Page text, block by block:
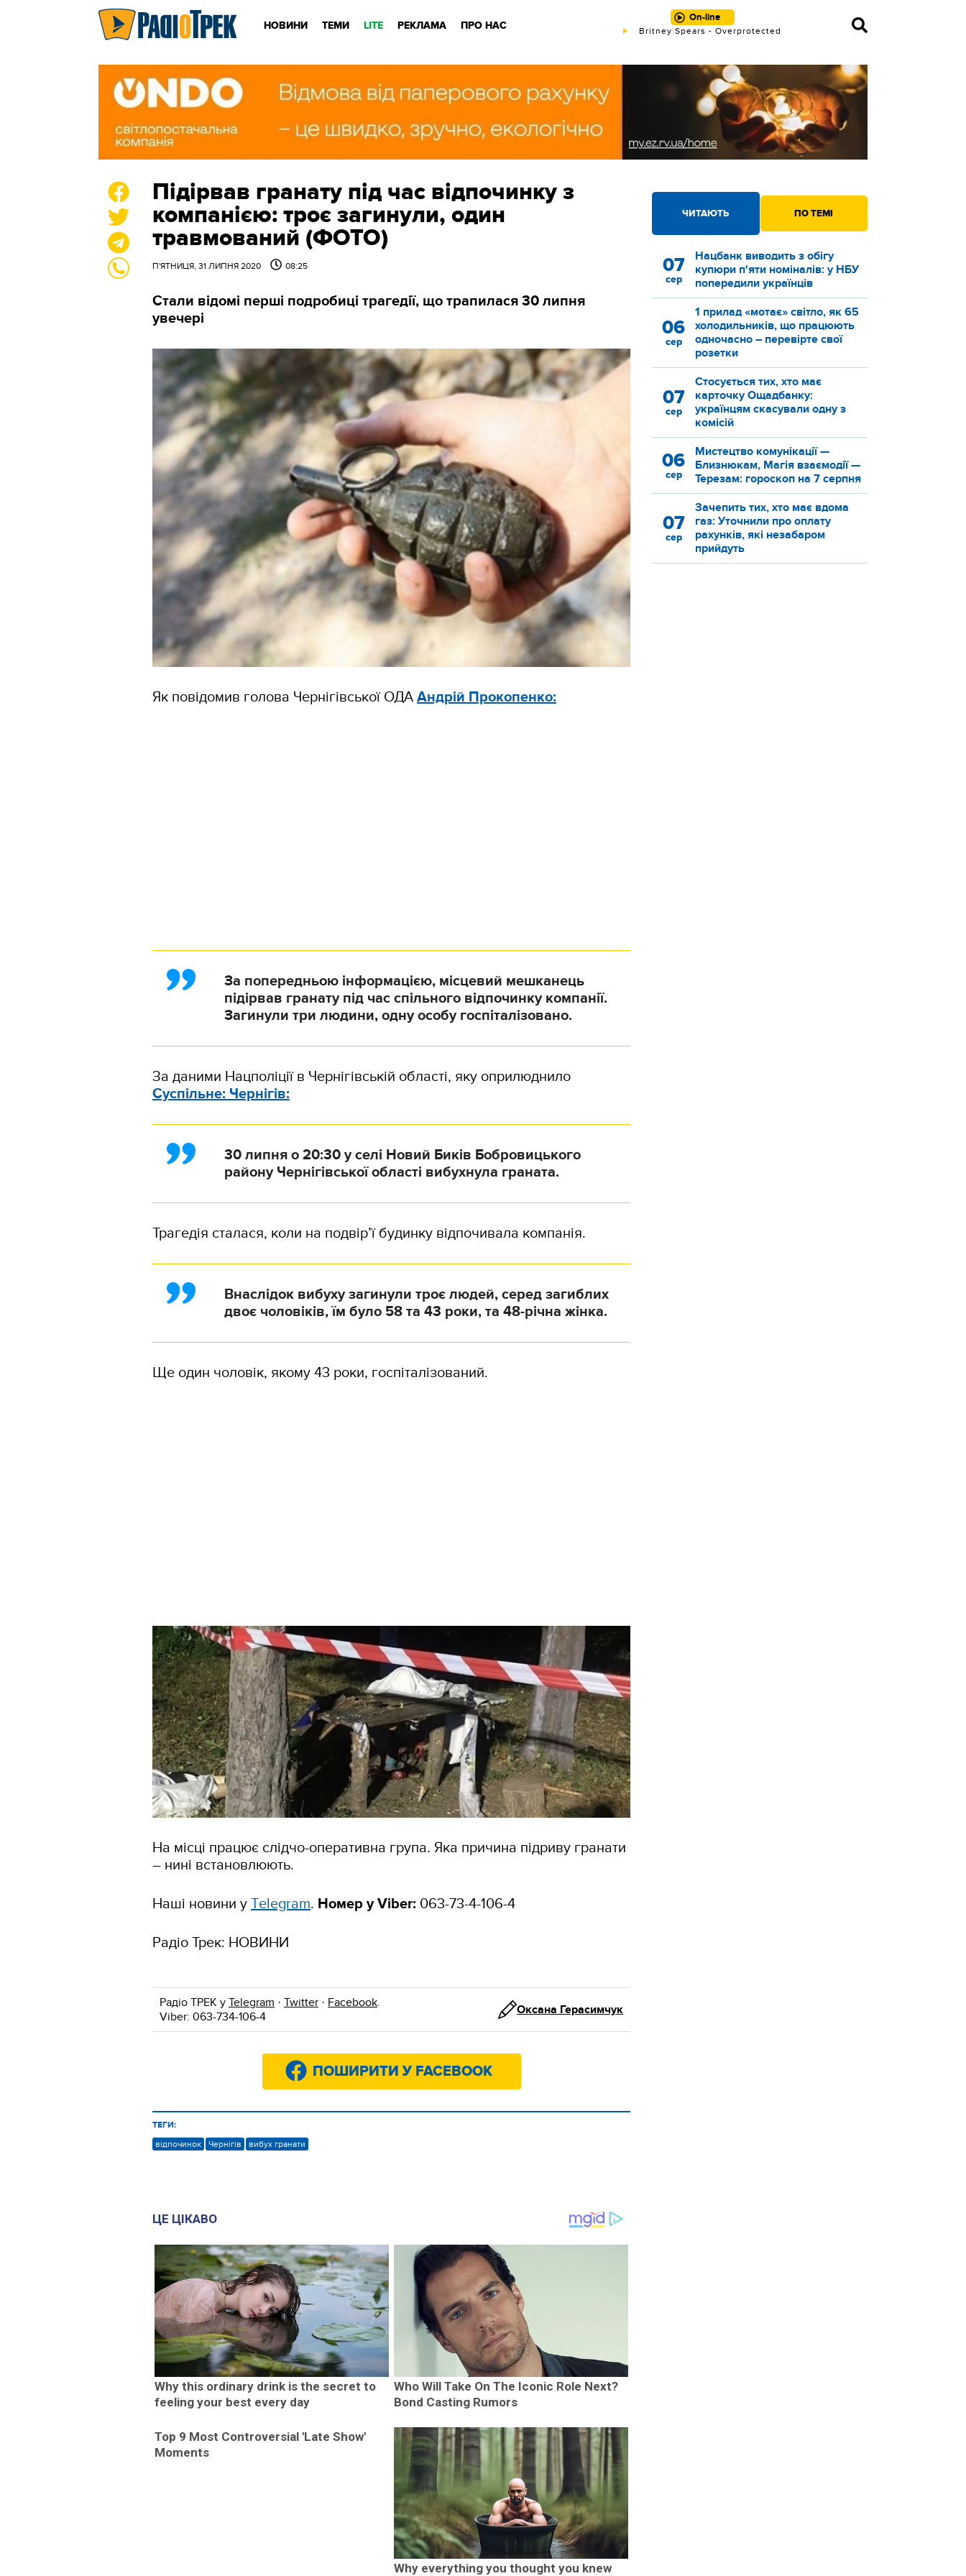
НОВИНИ ТЕМИ LITE РЕКЛАМА ПРО НАС
On-line
Britney Spears - Overprotected
Підірвав гранату під час відпочинку з
компанією: троє загинули, один
травмований (ФОТО)
П'ЯТНИЦЯ, 31 ЛИПНЯ 2020 08:25
Стали відомі перші подробиці трагедії, що трапилася 30 липня
увечері
Як повідомив голова Чернігівської ОДА Андрій Прокопенко:
За попередньою інформацією, місцевий мешканець
підірвав гранату під час спільного відпочинку компанії.
Загинули три людини, одну особу госпіталізовано.
За даними Нацполіції в Чернігівській області, яку оприлюднило
Суспільне: Чернігів:
30 липня о 20:30 у селі Новий Биків Бобровицького
району Чернігівської області вибухнула граната.
Трагедія сталася, коли на подвір’ї будинку відпочивала компанія.
Внаслідок вибуху загинули троє людей, серед загиблих
двоє чоловіків, їм було 58 та 43 роки, та 48-річна жінка.
Ще один чоловік, якому 43 роки, госпіталізований.
На місці працює слідчо-оперативна група. Яка причина підриву гранати
– нині встановлюють.
Наші новини у Тelegram. Номер уViber: 063-73-4-106-4
Радіо Трек: НОВИНИ
Радіо ТРЕК у Telegram · Twitter · Facebook.
Viber: 063-734-106-4
Оксана Герасимчук
ПОШИРИТИ У FACEBOOK
ТЕГИ:
відпочинок Чернігів вибух гранати
ЧИТАЮТЬ ПО ТЕМІ
07
сер
Нацбанк виводить з обігу
купюри п'яти номіналів: у НБУ
попередили українців
06
сер
1 прилад «мотає» світло, як 65
холодильників, що працюють
одночасно – перевірте свої
розетки
07
сер
Стосується тих, хто має
карточку Ощадбанку:
українцям скасували одну з
комісій
06
сер
Мистецтво комунікації —
Близнюкам, Магія взаємодії —
Терезам: гороскоп на 7 серпня
07
сер
Зачепить тих, хто має вдома
газ: Уточнили про оплату
рахунків, які незабаром
прийдуть
ЦЕ ЦІКАВО
Why this ordinary drink is the secret to
feeling your best every day
Who Will Take On The Iconic Role Next?
Bond Casting Rumors
Top 9 Most Controversial 'Late Show'
Moments
Why everything you thought you knew